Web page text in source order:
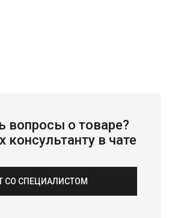
вопросы о товаре?
консультанту в чате
СО СПЕЦИАЛИСТОМ